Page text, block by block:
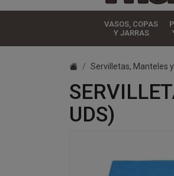
VASOS, COPAS
Y JARRAS
Servilletas, Manteles
UDS)